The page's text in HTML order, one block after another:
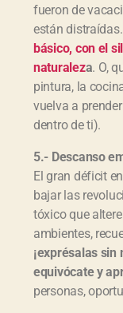
fueron de
están
básico, con el
naturaleza. O,
pintura, la
vuelva a
dentro de ti).
5.- Descanso
El gran déficit
bajar las
tóxico que
ambientes,
¡exprésalas
equivócate y
personas,